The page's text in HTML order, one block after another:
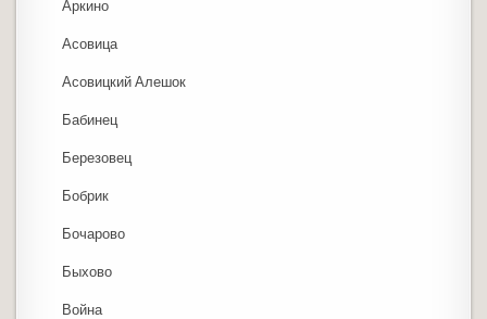
Аркино
Асовица
Асовицкий Алешок
Бабинец
Березовец
Бобрик
Бочарово
Быхово
Война